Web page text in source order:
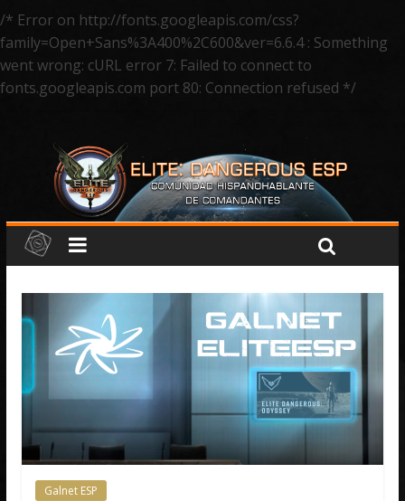
/* Error on http://fonts.googleapis.com/css?
family=Open+Sans%3A400%2C600&ver=6.6.4 : Something
went wrong: cURL error 7: Failed to connect to
fonts.googleapis.com port 80: Connection refused */
Galnet ESP